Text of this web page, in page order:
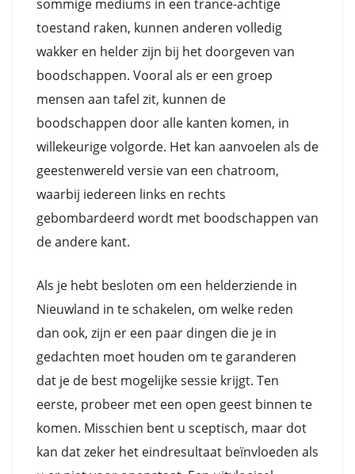
sommige mediums in een trance-achtige
toestand raken, kunnen anderen volledig
wakker en helder zijn bij het doorgeven van
boodschappen. Vooral als er een groep
mensen aan tafel zit, kunnen de
boodschappen door alle kanten komen, in
willekeurige volgorde. Het kan aanvoelen als de
geestenwereld versie van een chatroom,
waarbij iedereen links en rechts
gebombardeerd wordt met boodschappen van
de andere kant.
Als je hebt besloten om een helderziende in
Nieuwland in te schakelen, om welke reden
dan ook, zijn er een paar dingen die je in
gedachten moet houden om te garanderen
dat je de best mogelijke sessie krijgt. Ten
eerste, probeer met een open geest binnen te
komen. Misschien bent u sceptisch, maar dot
kan dat zeker het eindresultaat beïnvloeden als